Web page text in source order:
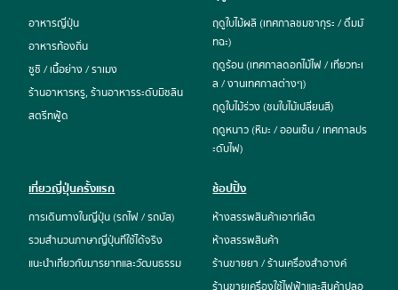
อาหารญี่ปุ่น
อาหารท้องถิ่น
ซูชิ / เนื้อย่าง / ราเมง
ร้านอาหารหรู, ร้านอาหารระดับมิชลิน
สตรีทฟู้ด
ฤดูใบไม้ผลิ (เทศกาลชมซากุระ / ดื่มมั
ทฉะ)
ฤดูร้อน (เทศกาลดอกไม้ไฟ / เที่ยวทะเ
ล / งานเทศกาลต่างๆ)
ฤดูใบไม้ร่วง (ชมใบไม้เปลี่ยนสี)
ฤดูหนาว (หิมะ / ออนเซ็น / เทศกาลปร
ะดับไฟ)
เที่ยวญี่ปุ่นครั้งแรก
การเดินทางในญี่ปุ่น (รถไฟ / รถบัส)
รวมสำนวนภาษาญี่ปุ่นที่ใช้ได้จริง
แนะนำเกี่ยวกับมารยาทและวัฒนธรรม
ช้อปปิ้ง
ห้างสรรพสินค้าเอาท์เล็ต
ห้างสรรพสินค้า
ร้านขายยา / ร้านเครื่องสำอางค์
ร้านขายเครื่องใช้ไฟฟ้าและสินค้าปลอ